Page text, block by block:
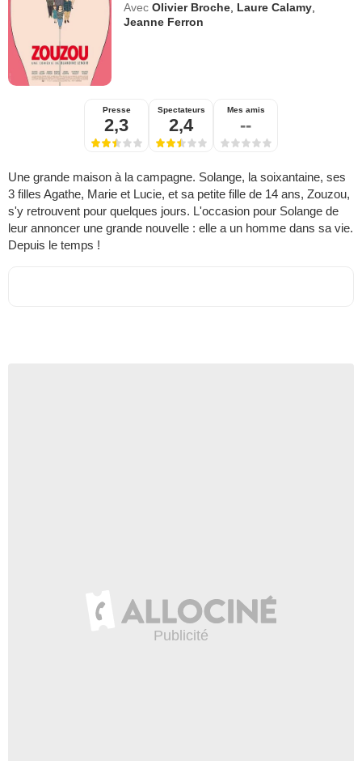
Avec Olivier Broche, Laure Calamy,
Jeanne Ferron
Presse
2,3
Spectateurs
2,4
Mes amis
--
Une grande maison à la campagne. Solange, la soixantaine, ses
3 filles Agathe, Marie et Lucie, et sa petite fille de 14 ans, Zouzou,
s'y retrouvent pour quelques jours. L'occasion pour Solange de
leur annoncer une grande nouvelle : elle a un homme dans sa vie.
Depuis le temps !